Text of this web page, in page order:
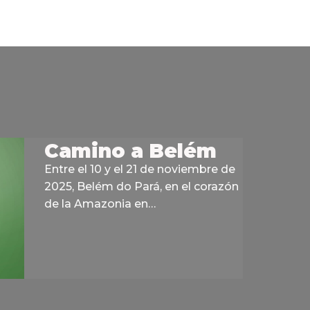
Camino a Belém
Entre el 10 y el 21 de noviembre de
2025, Belém do Pará, en el corazón
de la Amazonia en…